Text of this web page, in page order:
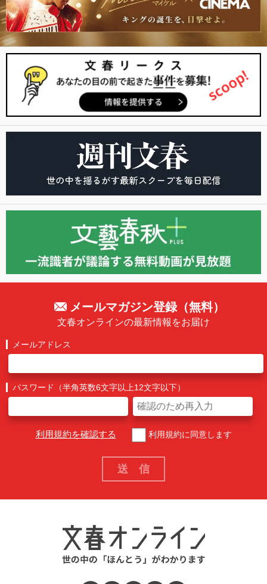
メールマガジン登録（無料）
文春オンラインの最新情報をお届け
メールアドレス
パスワード（半角英数6文字以上12文字以下）
利用規約を確認する 利用規約に同意します